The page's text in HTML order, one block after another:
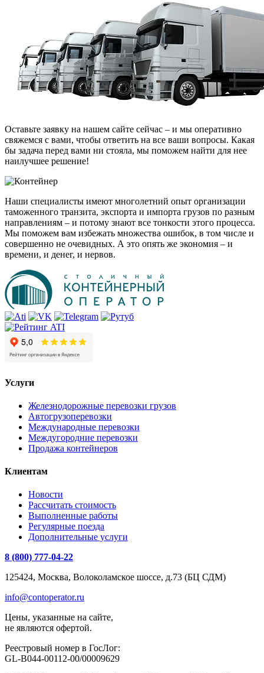
Оставьте заявку на нашем сайте сейчас – и мы оперативно
свяжемся с вами, чтобы ответить на все ваши вопросы. Какая
бы задача перед вами ни стояла, мы поможем найти для нее
наилучшее решение!
Наши специалисты имеют многолетний опыт организации
таможенного транзита, экспорта и импорта грузов по разным
направлениям – и потому знают все тонкости этого процесса.
Мы поможем вам избежать множества ошибок, в том числе и
совершенно не очевидных. А это опять же экономия – и
времени, и денег, и нервов.
Услуги
Железнодорожные перевозки грузов
Автогрузоперевозки
Международные перевозки
Междугородние перевозки
Продажа контейнеров
Клиентам
Новости
Рассчитать стоимость
Выполненные работы
Регулярные поезда
Дополнительные услуги
8 (800) 777-04-22
125424, Москва, Волоколамское шоссе, д.73 (БЦ СДМ)
info@contoperator.ru
Цены, указанные на сайте,
не являются офертой.
Реестровый номер в ГосЛог:
GL-B044-00112-00/00009629